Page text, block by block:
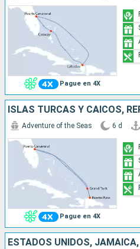
Pague en 4X
Pague en 4X
Adventure of the Seas 6 d